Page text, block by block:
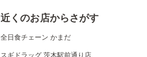
近くのお店からさがす
全日食チェーン かまだ
スギドラッグ 茨木駅前通り店